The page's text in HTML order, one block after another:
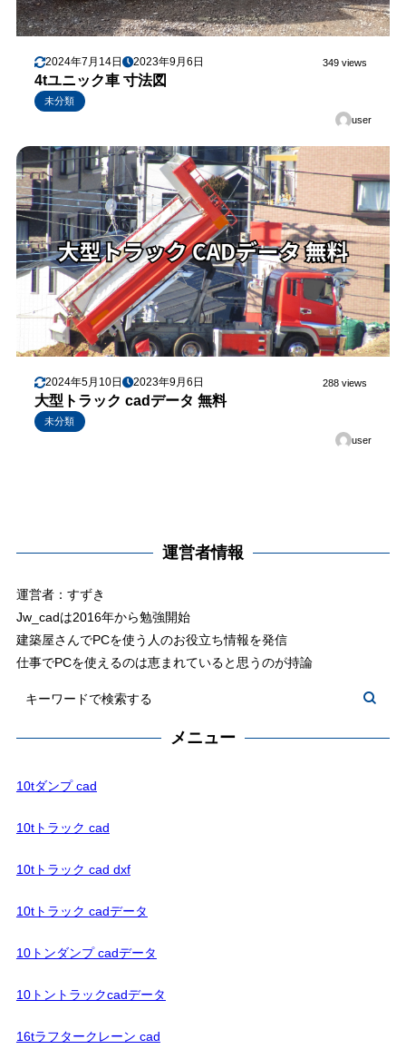
2024年7月14日 2023年9月6日 349 views
4tユニック車 寸法図
未分類
user
2024年5月10日 2023年9月6日 288 views
大型トラック cadデータ 無料
未分類
user
運営者情報
運営者：すずき
Jw_cadは2016年から勉強開始
建築屋さんでPCを使う人のお役立ち情報を発信
仕事でPCを使えるのは恵まれていると思うのが持論
メニュー
10tダンプ cad
10tトラック cad
10tトラック cad dxf
10tトラック cadデータ
10トンダンプ cadデータ
10トントラックcadデータ
16tラフタークレーン cad